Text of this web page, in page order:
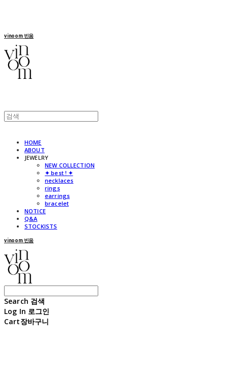
vinoom 빈움
HOME
ABOUT
JEWELRY
NEW COLLECTION
✦ best ! ✦
necklaces
rings
earrings
bracelet
NOTICE
Q&A
STOCKISTS
vinoom 빈움
Search 검색
Log In 로그인
Cart장바구니